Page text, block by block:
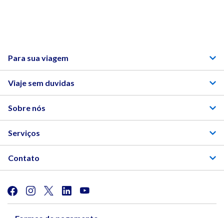
Para sua viagem
Viaje sem duvidas
Sobre nós
Serviços
Contato